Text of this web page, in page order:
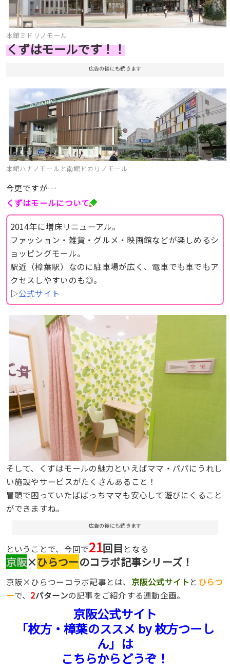
本館ミドリノモール
くずはモールです！！
広告の後にも続きます
本館ハナノモールと南館ヒカリノモール
今更ですが…
くずはモールについて
2014年に増床リニューアル。
ファッション・雑貨・グルメ・映画館などが楽しめるシ
ョッピングモール。
駅近（樟葉駅）なのに駐車場が広く、電車でも車でもア
クセスしやすいのも◎。
▷公式サイト
そして、くずはモールの魅力といえばママ・パパにうれし
い施設やサービスがたくさんあること！
冒頭で困っていたばばっちママも安心して遊びにくること
ができますね。
広告の後にも続きます
ということで、今回で21回目 となる
京阪×ひらつーのコラボ記事シリーズ！
京阪×ひらつーコラボ記事とは、 京阪公式サイト と ひらつ
ーで、 2パターンの記事をご紹介する連動企画。
京阪公式サイト
「枚方・樟葉のススメ by 枚方つーし
ん」は
こちらからどうぞ！